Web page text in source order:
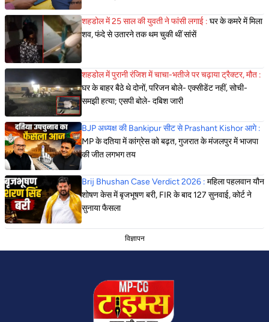
शहडोल में 25 साल की युवती ने फांसी लगाई : घर के कमरे में मिला
शव, फंदे से उतारने तक थम चुकी थीं सांसें
शहडोल में पुरानी रंजिश में चाचा-भतीजे पर चढ़ाया ट्रैक्टर, मौत :
घर के बाहर बैठे थे दोनों, परिजन बोले- एक्सीडेंट नहीं, सोची-
समझी हत्या; एसपी बोले- दबिश जारी
BJP अध्यक्ष की Bankipur सीट से Prashant Kishor आगे :
MP के दतिया में कांग्रेस को बढ़त, गुजरात के मंजलपुर में भाजपा
की जीत लगभग तय
Brij Bhushan Case Verdict 2026 : महिला पहलवान यौन
शोषण केस में बृजभूषण बरी, FIR के बाद 127 सुनवाई, कोर्ट ने
सुनाया फैसला
विज्ञापन